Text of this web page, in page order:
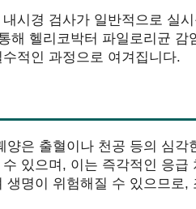
시경 검사가 일반적으로 실
해 헬리코박터 파일로리균
적인 과정으로 여겨집니다.
양은 출혈이나 천공 등의 심
있으며, 이는 즉각적인 응
명이 위험해질 수 있으므로